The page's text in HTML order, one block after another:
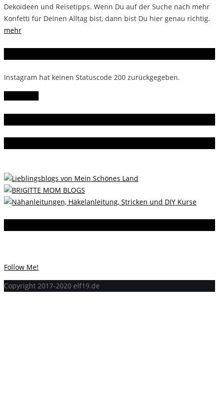
Dekoideen und Reisetipps. Wenn Du auf der Suche nach mehr
Konfetti für Deinen Alltag bist, dann bist Du hier genau richtig.
mehr
Instagram hat keinen Statuscode 200 zurückgegeben.
Follow Me!
Copyright 2017-2020 elf19.de